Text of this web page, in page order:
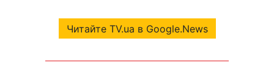
Читайте TV.ua в Google.News